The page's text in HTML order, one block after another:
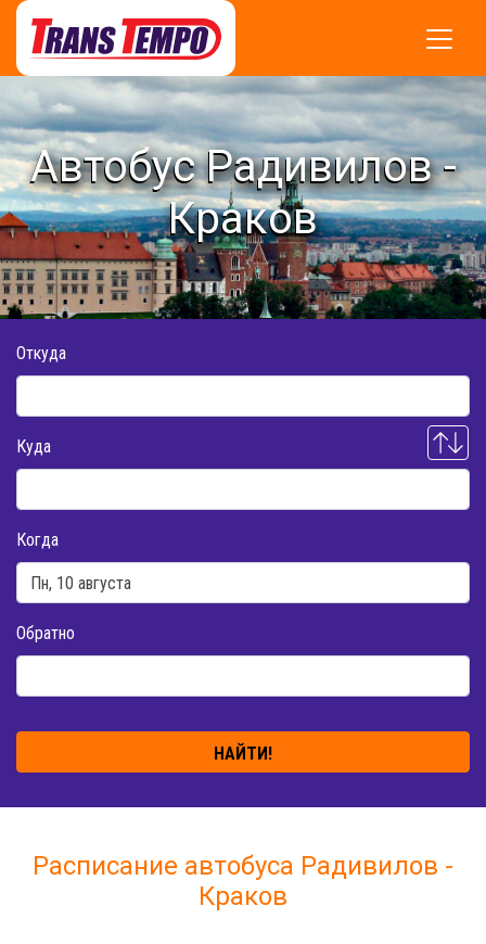
Автобус Радивилов -
Краков
Откуда
Куда
Когда
Обратно
НАЙТИ!
Расписание автобуса Радивилов -
Краков